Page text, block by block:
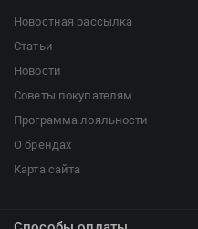
Новостная рассылка
Статьи
Новости
Советы покупателям
Программа лояльности
О брендах
Карта сайта